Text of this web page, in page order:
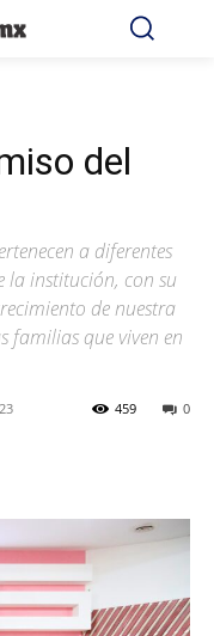
del
a diferentes
la institución, con su
de nuestra
familias que viven en
0
459